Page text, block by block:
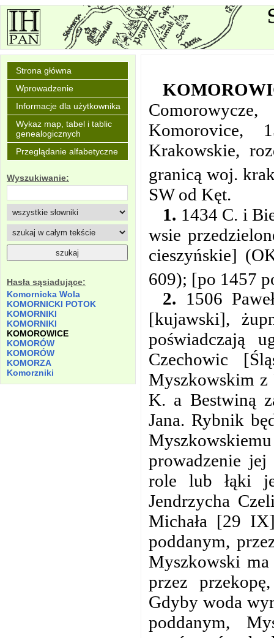
Strona główna
Wprowadzenie
Informacje dla użytkownika
Wykaz map, tabel i tablic
genealogicznych
Przeglądanie alfabetyczne
Wyszukiwanie:
Hasła sąsiadujące:
Komornicka Wola
KOMORNICKI POTOK
KOMORNIKI
KOMORNIKI
KOMOROWICE
KOMORÓW
KOMORÓW
KOMORZA
Komorzniki
Komorovice,
Krakowskie,
granicą woj.
SW od Kęt.
1. 1434 C. i
wsie
cieszyńskie]
609); [po 1457
2. 1506
[kujawski],
poświadczają
Czechowic
Myszkowskim z
K. a Bestwiną
Jana. Rybnik
prowadzenie
role lub łąki
Jendrzycha
Michała [29
poddanym,
Myszkowski
przez
Gdyby woda
poddanym,